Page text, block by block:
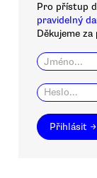
Pro přístup
pravidelný
Děkujeme
Přihlásit →